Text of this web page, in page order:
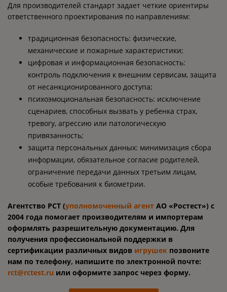
Для производителей стандарт задает четкие ориентиры
ответственного проектирования по направлениям:
традиционная безопасность: физические,
механические и пожарные характеристики;
цифровая и информационная безопасность:
контроль подключения к внешним сервисам, защита
от несанкционированного доступа;
психоэмоциональная безопасность: исключение
сценариев, способных вызвать у ребенка страх,
тревогу, агрессию или патологическую
привязанность;
защита персональных данных: минимизация сбора
информации, обязательное согласие родителей,
ограничение передачи данных третьим лицам,
особые требования к биометрии.
Агентство РСТ (уполномоченный агент АО «Ростест») с
2004 года помогает производителям и импортерам
оформлять разрешительную документацию. Для
получения профессиональной поддержки в
сертификации различных видов игрушек позвоните
нам по телефону, напишите по электронной почте:
rct@rctest.ru или оформите запрос через форму.